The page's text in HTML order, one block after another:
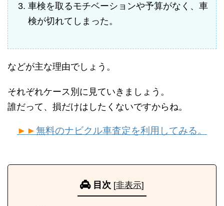
車検を取るモチベーションや予算がなく、車
検が切れてしまった。
などが主な理由でしょう。
それぞれケース別に見ていきましょう。
誰だって、損だけはしたくないですからね。
►►無料のナビクル車査定を利用してみる。
目次 [非表示]